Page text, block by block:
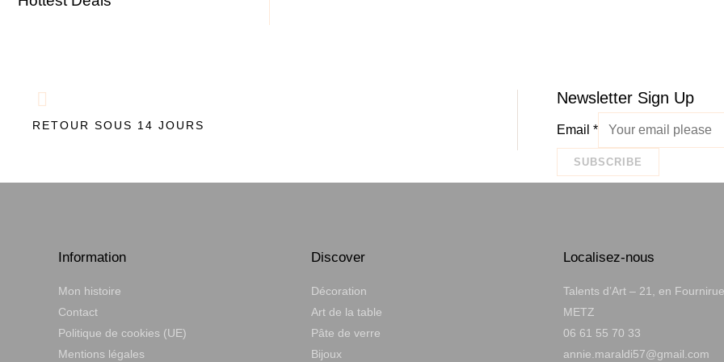
RETOUR SOUS 14 JOURS
Newsletter Sign Up
Email *
SUBSCRIBE
Information
Mon histoire
Contact
Politique de cookies (UE)
Mentions légales
Discover
Décoration
Art de la table
Pâte de verre
Bijoux
Localisez-nous
Talents d’Art – 21, en
METZ
06 61 55 70 33
annie.maraldi57@gmail.com